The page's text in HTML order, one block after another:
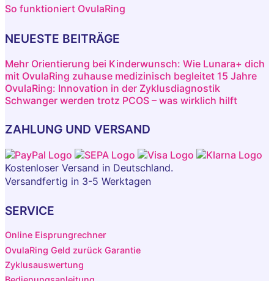
So funktioniert OvulaRing
NEUESTE BEITRÄGE
Mehr Orientierung bei Kinderwunsch: Wie Lunara+ dich
mit OvulaRing zuhause medizinisch begleitet 15 Jahre
OvulaRing: Innovation in der Zyklusdiagnostik
Schwanger werden trotz PCOS – was wirklich hilft
ZAHLUNG UND VERSAND
Kostenloser Versand in Deutschland.
Versandfertig in 3-5 Werktagen
SERVICE
Online Eisprungrechner
OvulaRing Geld zurück Garantie
Zyklusauswertung